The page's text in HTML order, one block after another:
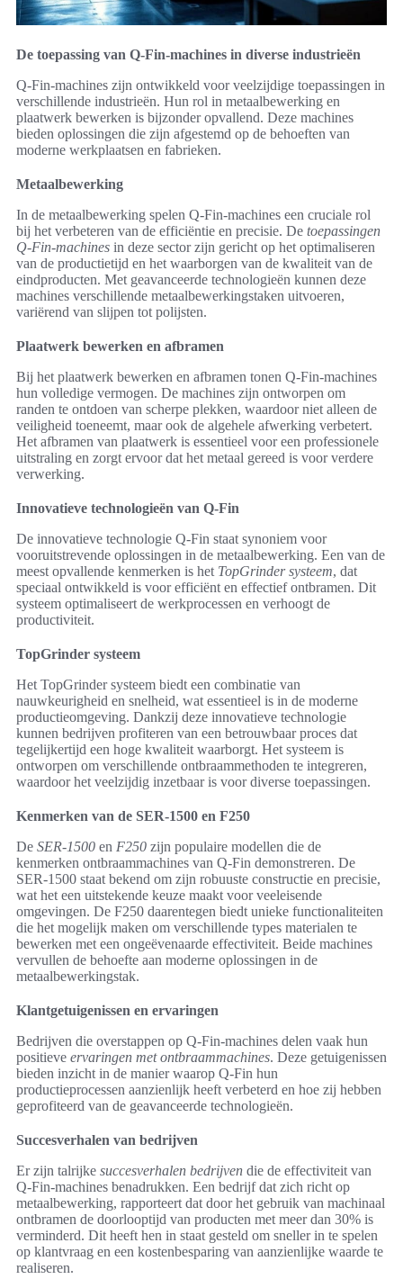
De toepassing van Q-Fin-machines in diverse industrieën
Q-Fin-machines zijn ontwikkeld voor veelzijdige toepassingen in
verschillende industrieën. Hun rol in metaalbewerking en
plaatwerk bewerken is bijzonder opvallend. Deze machines
bieden oplossingen die zijn afgestemd op de behoeften van
moderne werkplaatsen en fabrieken.
Metaalbewerking
In de metaalbewerking spelen Q-Fin-machines een cruciale rol
bij het verbeteren van de efficiëntie en precisie. De toepassingen
Q-Fin-machines in deze sector zijn gericht op het optimaliseren
van de productietijd en het waarborgen van de kwaliteit van de
eindproducten. Met geavanceerde technologieën kunnen deze
machines verschillende metaalbewerkingstaken uitvoeren,
variërend van slijpen tot polijsten.
Plaatwerk bewerken en afbramen
Bij het plaatwerk bewerken en afbramen tonen Q-Fin-machines
hun volledige vermogen. De machines zijn ontworpen om
randen te ontdoen van scherpe plekken, waardoor niet alleen de
veiligheid toeneemt, maar ook de algehele afwerking verbetert.
Het afbramen van plaatwerk is essentieel voor een professionele
uitstraling en zorgt ervoor dat het metaal gereed is voor verdere
verwerking.
Innovatieve technologieën van Q-Fin
De innovatieve technologie Q-Fin staat synoniem voor
vooruitstrevende oplossingen in de metaalbewerking. Een van de
meest opvallende kenmerken is het TopGrinder systeem, dat
speciaal ontwikkeld is voor efficiënt en effectief ontbramen. Dit
systeem optimaliseert de werkprocessen en verhoogt de
productiviteit.
TopGrinder systeem
Het TopGrinder systeem biedt een combinatie van
nauwkeurigheid en snelheid, wat essentieel is in de moderne
productieomgeving. Dankzij deze innovatieve technologie
kunnen bedrijven profiteren van een betrouwbaar proces dat
tegelijkertijd een hoge kwaliteit waarborgt. Het systeem is
ontworpen om verschillende ontbraammethoden te integreren,
waardoor het veelzijdig inzetbaar is voor diverse toepassingen.
Kenmerken van de SER-1500 en F250
De SER-1500 en F250 zijn populaire modellen die de
kenmerken ontbraammachines van Q-Fin demonstreren. De
SER-1500 staat bekend om zijn robuuste constructie en precisie,
wat het een uitstekende keuze maakt voor veeleisende
omgevingen. De F250 daarentegen biedt unieke functionaliteiten
die het mogelijk maken om verschillende types materialen te
bewerken met een ongeëvenaarde effectiviteit. Beide machines
vervullen de behoefte aan moderne oplossingen in de
metaalbewerkingstak.
Klantgetuigenissen en ervaringen
Bedrijven die overstappen op Q-Fin-machines delen vaak hun
positieve ervaringen met ontbraammachines. Deze getuigenissen
bieden inzicht in de manier waarop Q-Fin hun
productieprocessen aanzienlijk heeft verbeterd en hoe zij hebben
geprofiteerd van de geavanceerde technologieën.
Succesverhalen van bedrijven
Er zijn talrijke succesverhalen bedrijven die de effectiviteit van
Q-Fin-machines benadrukken. Een bedrijf dat zich richt op
metaalbewerking, rapporteert dat door het gebruik van machinaal
ontbramen de doorlooptijd van producten met meer dan 30% is
verminderd. Dit heeft hen in staat gesteld om sneller in te spelen
op klantvraag en een kostenbesparing van aanzienlijke waarde te
realiseren.